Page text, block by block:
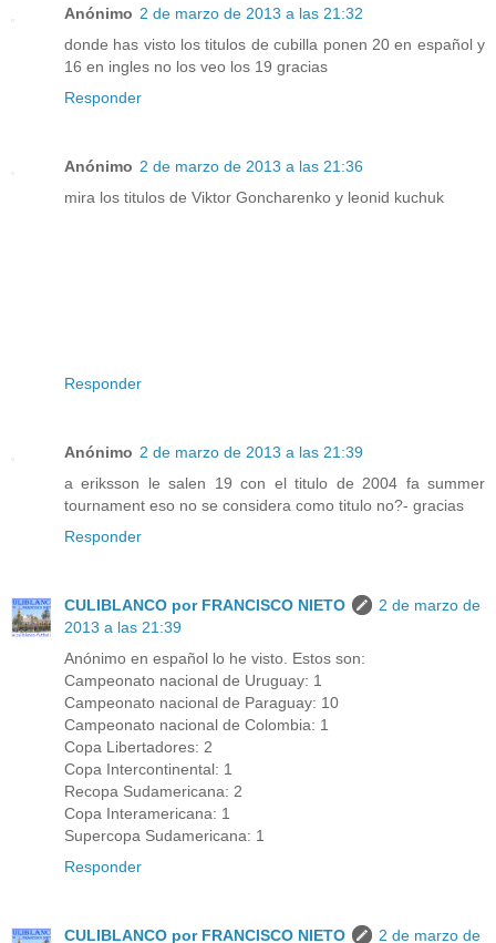
Anónimo 2 de marzo de 2013 a las 21:32
donde has visto los titulos de cubilla ponen 20 en español y
16 en ingles no los veo los 19 gracias
Responder
Anónimo 2 de marzo de 2013 a las 21:36
mira los titulos de Viktor Goncharenko y leonid kuchuk
Responder
Anónimo 2 de marzo de 2013 a las 21:39
a eriksson le salen 19 con el titulo de 2004 fa summer
tournament eso no se considera como titulo no?- gracias
Responder
CULIBLANCO por FRANCISCO NIETO
2 de marzo de
2013 a las 21:39
Anónimo en español lo he visto. Estos son:
Campeonato nacional de Uruguay: 1
Campeonato nacional de Paraguay: 10
Campeonato nacional de Colombia: 1
Copa Libertadores: 2
Copa Intercontinental: 1
Recopa Sudamericana: 2
Copa Interamericana: 1
Supercopa Sudamericana: 1
Responder
CULIBLANCO por FRANCISCO NIETO
2 de marzo de